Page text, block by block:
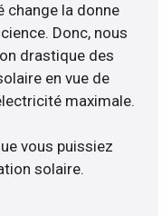
change la donne
Donc, nous
drastique des
en vue de
maximale.
vous puissiez
solaire.